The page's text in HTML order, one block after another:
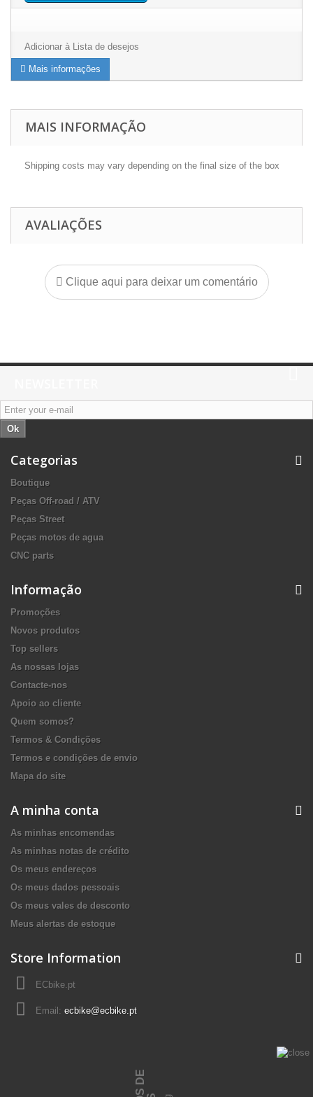
Adicionar à Lista de desejos
Mais informações
MAIS INFORMAÇÃO
Shipping costs may vary depending on the final size of the box
AVALIAÇÕES
Clique aqui para deixar um comentário
Ok
Categorias
Boutique
Peças Off-road / ATV
Peças Street
Peças motos de agua
CNC parts
Informação
Promoções
Novos produtos
Top sellers
As nossas lojas
Contacte-nos
Apoio ao cliente
Quem somos?
Termos & Condições
Termos e condições de envio
Mapa do site
A minha conta
As minhas encomendas
As minhas notas de crédito
Os meus endereços
Os meus dados pessoais
Os meus vales de desconto
Meus alertas de estoque
Store Information
ECbike.pt
Email: ecbike@ecbike.pt